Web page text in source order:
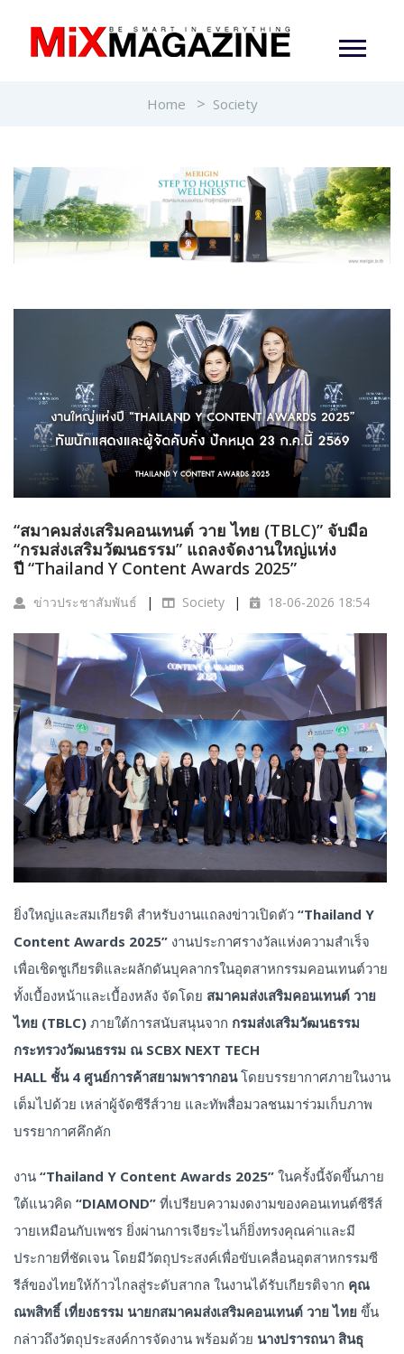
Home Society
“สมาคมส่งเสริมคอนเทนต์ วาย ไทย (TBLC)” จับมือ
“กรมส่งเสริมวัฒนธรรม” แถลงจัดงานใหญ่แห่ง
ปี “Thailand Y Content Awards 2025”
ข่าวประชาสัมพันธ์ Society 18-06-2026 18:54
ยิ่งใหญ่และสมเกียรติ สำหรับงานแถลงข่าวเปิดตัว “Thailand Y
Content Awards 2025” งานประกาศรางวัลแห่งความสำเร็จ
เพื่อเชิดชูเกียรติและผลักดันบุคลากรในอุตสาหกรรมคอนเทนต์วาย
ทั้งเบื้องหน้าและเบื้องหลัง จัดโดย สมาคมส่งเสริมคอนเทนต์ วาย
ไทย (TBLC) ภายใต้การสนับสนุนจาก กรมส่งเสริมวัฒนธรรม
กระทรวงวัฒนธรรม ณ SCBX NEXT TECH
HALL ชั้น 4 ศูนย์การค้าสยามพารากอนโดยบรรยากาศภายในงาน
เต็มไปด้วย เหล่าผู้จัดซีรีส์วาย และทัพสื่อมวลชนมาร่วมเก็บภาพ
บรรยากาศคึกคัก
งาน “Thailand Y Content Awards 2025” ในครั้งนี้จัดขึ้นภาย
ใต้แนวคิด “DIAMOND” ที่เปรียบความงดงามของคอนเทนต์ซีรีส์
วายเหมือนกับเพชร ยิ่งผ่านการเจียระไนก็ยิ่งทรงคุณค่าและมี
ประกายที่ชัดเจน โดยมีวัตถุประสงค์เพื่อขับเคลื่อนอุตสาหกรรมซี
รีส์ของไทยให้ก้าวไกลสู่ระดับสากล ในงานได้รับเกียรติจาก คุณ
ณพสิทธิ์ เที่ยงธรรม นายกสมาคมส่งเสริมคอนเทนต์ วาย ไทย ขึ้น
กล่าวถึงวัตถุประสงค์การจัดงาน พร้อมด้วย นางปรารถนา สินธุ